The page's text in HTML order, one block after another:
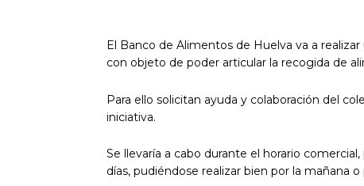
El Banco de Alimentos de Huelva va a
con objeto de poder articular la recogida de
Para ello solicitan ayuda y colaboración del
iniciativa.
Se llevaría a cabo durante el horario
días, pudiéndose realizar bien por la mañana o